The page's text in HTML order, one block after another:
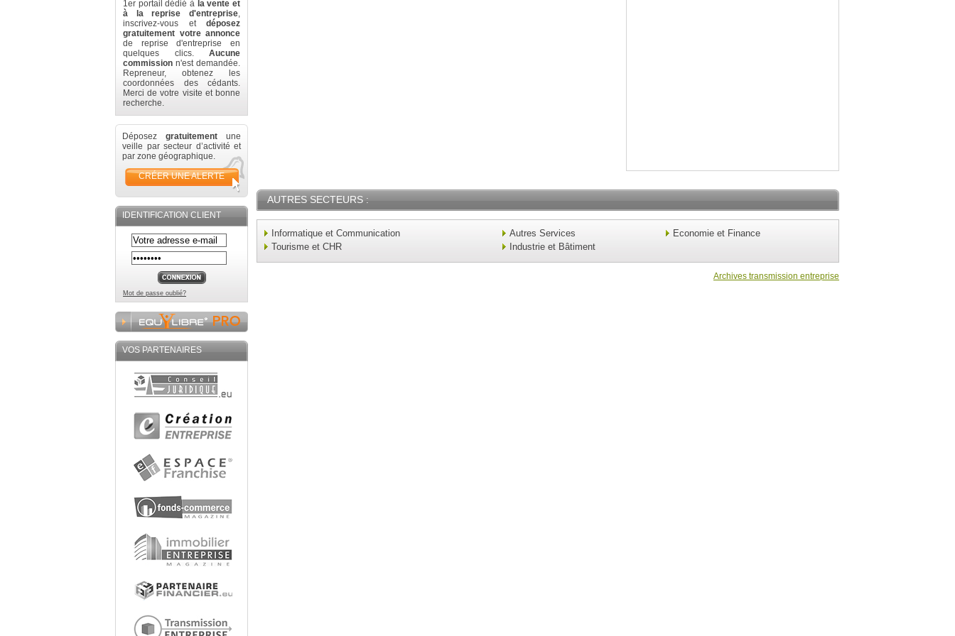
1er portail dédié à la vente et
à la reprise d'entreprise,
inscrivez-vous et déposez
gratuitement votre annonce
de reprise d'entreprise en
quelques clics. Aucune
commission n'est demandée.
Repreneur, obtenez les
coordonnées des cédants.
Merci de votre visite et bonne
recherche.
Déposez gratuitement une
veille par secteur d’activité et
par zone géographique.
CRÉER UNE ALERTE
IDENTIFICATION CLIENT
Mot de passe oublié?
VOS PARTENAIRES
AUTRES SECTEURS :
Informatique et Communication
Tourisme et CHR
Autres Services
Industrie et Bâtiment
Economie et Finance
Archives transmission entreprise